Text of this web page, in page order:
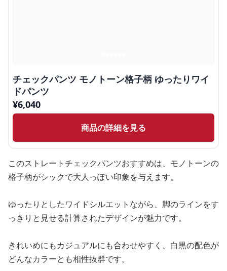
チェックパンツ モノトーン格子柄 ゆったりワイ
ドパンツ
¥6,040
商品の詳細を見る
このストレートチェックパンツおすすめは、モノトーンの
格子柄がシックで大人っぽい印象を与えます。
ゆったりとしたワイドシルエットながら、脚のラインをす
っきりと見せる計算されたデザインが魅力です。
きれいめにもカジュアルにも合わせやすく、白黒の配色が
どんなカラーとも相性抜群です。